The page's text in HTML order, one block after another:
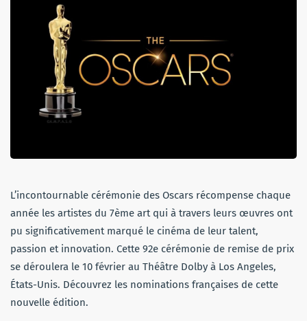
L’incontournable cérémonie des Oscars récompense chaque
année les artistes du 7ème art qui à travers leurs œuvres ont
pu significativement marqué le cinéma de leur talent,
passion et innovation. Cette 92e cérémonie de remise de prix
se déroulera le 10 février au Théâtre Dolby à Los Angeles,
États-Unis. Découvrez les nominations françaises de cette
nouvelle édition.